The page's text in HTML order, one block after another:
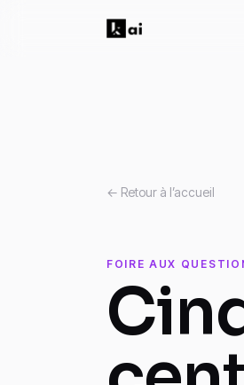
← Retour à l’accueil
FOIRE AUX